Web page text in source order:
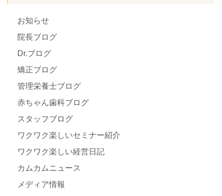
お知らせ
院長ブログ
Dr.ブログ
矯正ブログ
管理栄養士ブログ
赤ちゃん歯科ブログ
スタッフブログ
ワクワク楽しいセミナー紹介
ワクワク楽しい経営日記
カムカムニュース
メディア情報